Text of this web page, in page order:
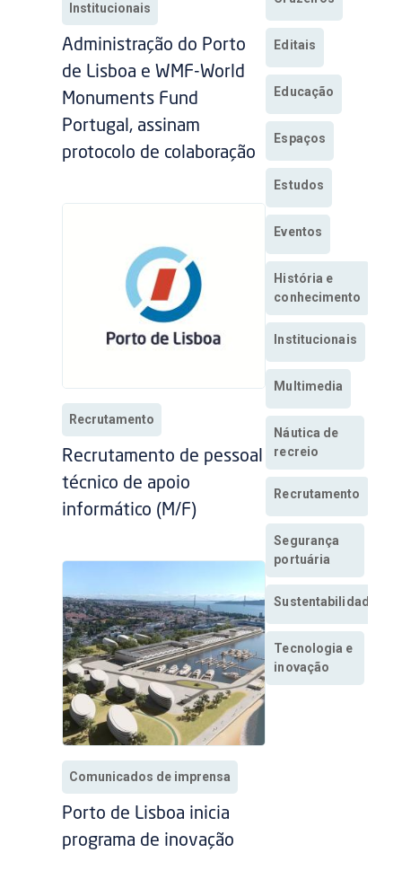
Institucionais
Administração do Porto
de Lisboa e WMF-World
Monuments Fund
Portugal, assinam
protocolo de colaboração
Recrutamento
Recrutamento de pessoal
técnico de apoio
informático (M/F)
Comunicados de imprensa
Porto de Lisboa inicia
programa de inovação
Editais
Educação
Espaços
Estudos
Eventos
História e
conhecimento
Institucionais
Multimedia
Náutica de
recreio
Recrutamento
Segurança
portuária
Sustentabilidade
Tecnologia e
inovação